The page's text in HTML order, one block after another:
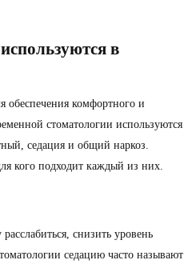
в
обеспечения комфортного и
стоматологии используются
седация и общий наркоз.
кого подходит каждый из них.
снизить уровень
седацию часто называют